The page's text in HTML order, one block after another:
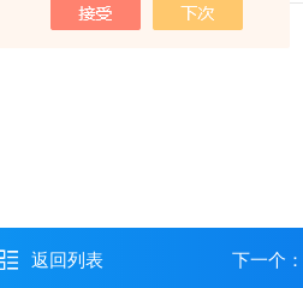
返回列表 下一个：